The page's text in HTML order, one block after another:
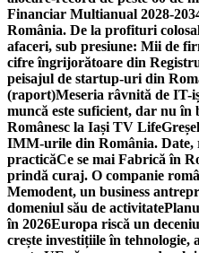
Financiar Multianual 2028-
România. De la profituri
afaceri, sub presiune: Mii de
cifre îngrijorătoare din
peisajul de startup-uri din
(raport)Meseria râvnită de IT-
muncă este suficient, dar nu
Românesc la Iași TV Life
IMM-urile din România. Date,
practicăCe se mai Fabrică în
prindă curaj. O companie
Memodent, un business
domeniul său de activitate
în 2026Europa riscă un
crește investițiile în tehnologie,